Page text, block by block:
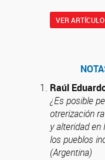
VER ARTÍCULO
Raúl
¿Es posible
otrerización
y alteridad en
los pueblos
(Argentina)